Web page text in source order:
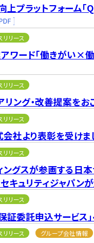
上プラットフォー
リリース
ワード「働きがい×
リリース
リング・改善提案を
リリース
社より表彰を受けま
リリース
ングスが参画する日
キュリティジャパン
リリース
証委託申込サービス
リリース グループ会社情報